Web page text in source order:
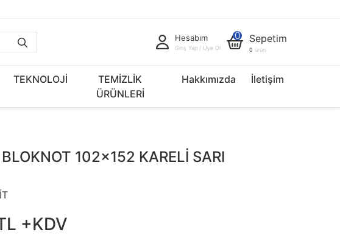
Hesabım
Giriş Yap / Üye Ol
0 Sepetim
0 ürün
TEKNOLOJİ
TEMİZLİK
ÜRÜNLERİ
Hakkımızda İletişim
102x152 KARELİ SARI
+KDV